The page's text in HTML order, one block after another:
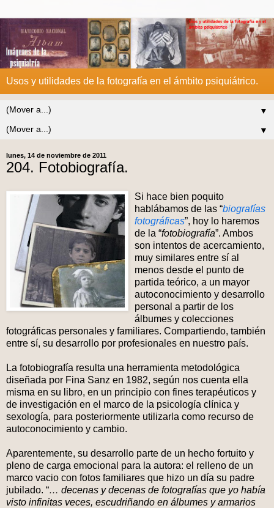
Usos y utilidades de la fotografía en el ámbito psiquiátrico.
▼
▼
lunes, 14 de noviembre de 2011
204. Fotobiografía.
Si hace bien poquito
hablábamos de las “biografías
fotográficas”, hoy lo haremos
de la “fotobiografía”. Ambos
son intentos de acercamiento,
muy similares entre sí al
menos desde el punto de
partida teórico, a un mayor
autoconocimiento y desarrollo
personal a partir de los
álbumes y colecciones
fotográficas personales y familiares. Compartiendo, también
entre sí, su desarrollo por profesionales en nuestro país.
La fotobiografía resulta una herramienta metodológica
diseñada por Fina Sanz en 1982, según nos cuenta ella
misma en su libro, en un principio con fines terapéuticos y
de investigación en el marco de la psicología clínica y
sexología, para posteriormente utilizarla como recurso de
autoconocimiento y cambio.
Aparentemente, su desarrollo parte de un hecho fortuito y
pleno de carga emocional para la autora: el relleno de un
marco vacio con fotos familiares que hizo un día su padre
jubilado. “… decenas y decenas de fotografías que yo había
visto infinitas veces, escudriñando en álbumes y armarios